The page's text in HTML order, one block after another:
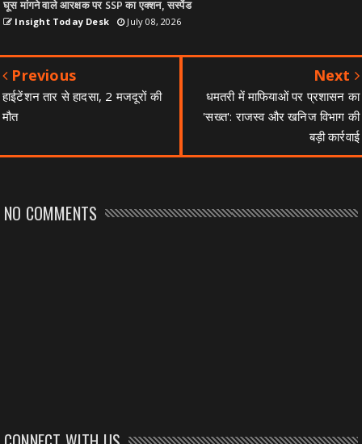
घूस मांगने वाले आरक्षक पर SSP का एक्शन, सस्पेंड
Insight Today Desk July 08, 2026
Previous
हाईटेंशन तार से हादसा, 2 मजदूरों की
मौत
Next
धमतरी में माफियाओं पर प्रशासन का
'सख्त': राजस्व और खनिज विभाग की
बड़ी कार्रवाई
NO COMMENTS